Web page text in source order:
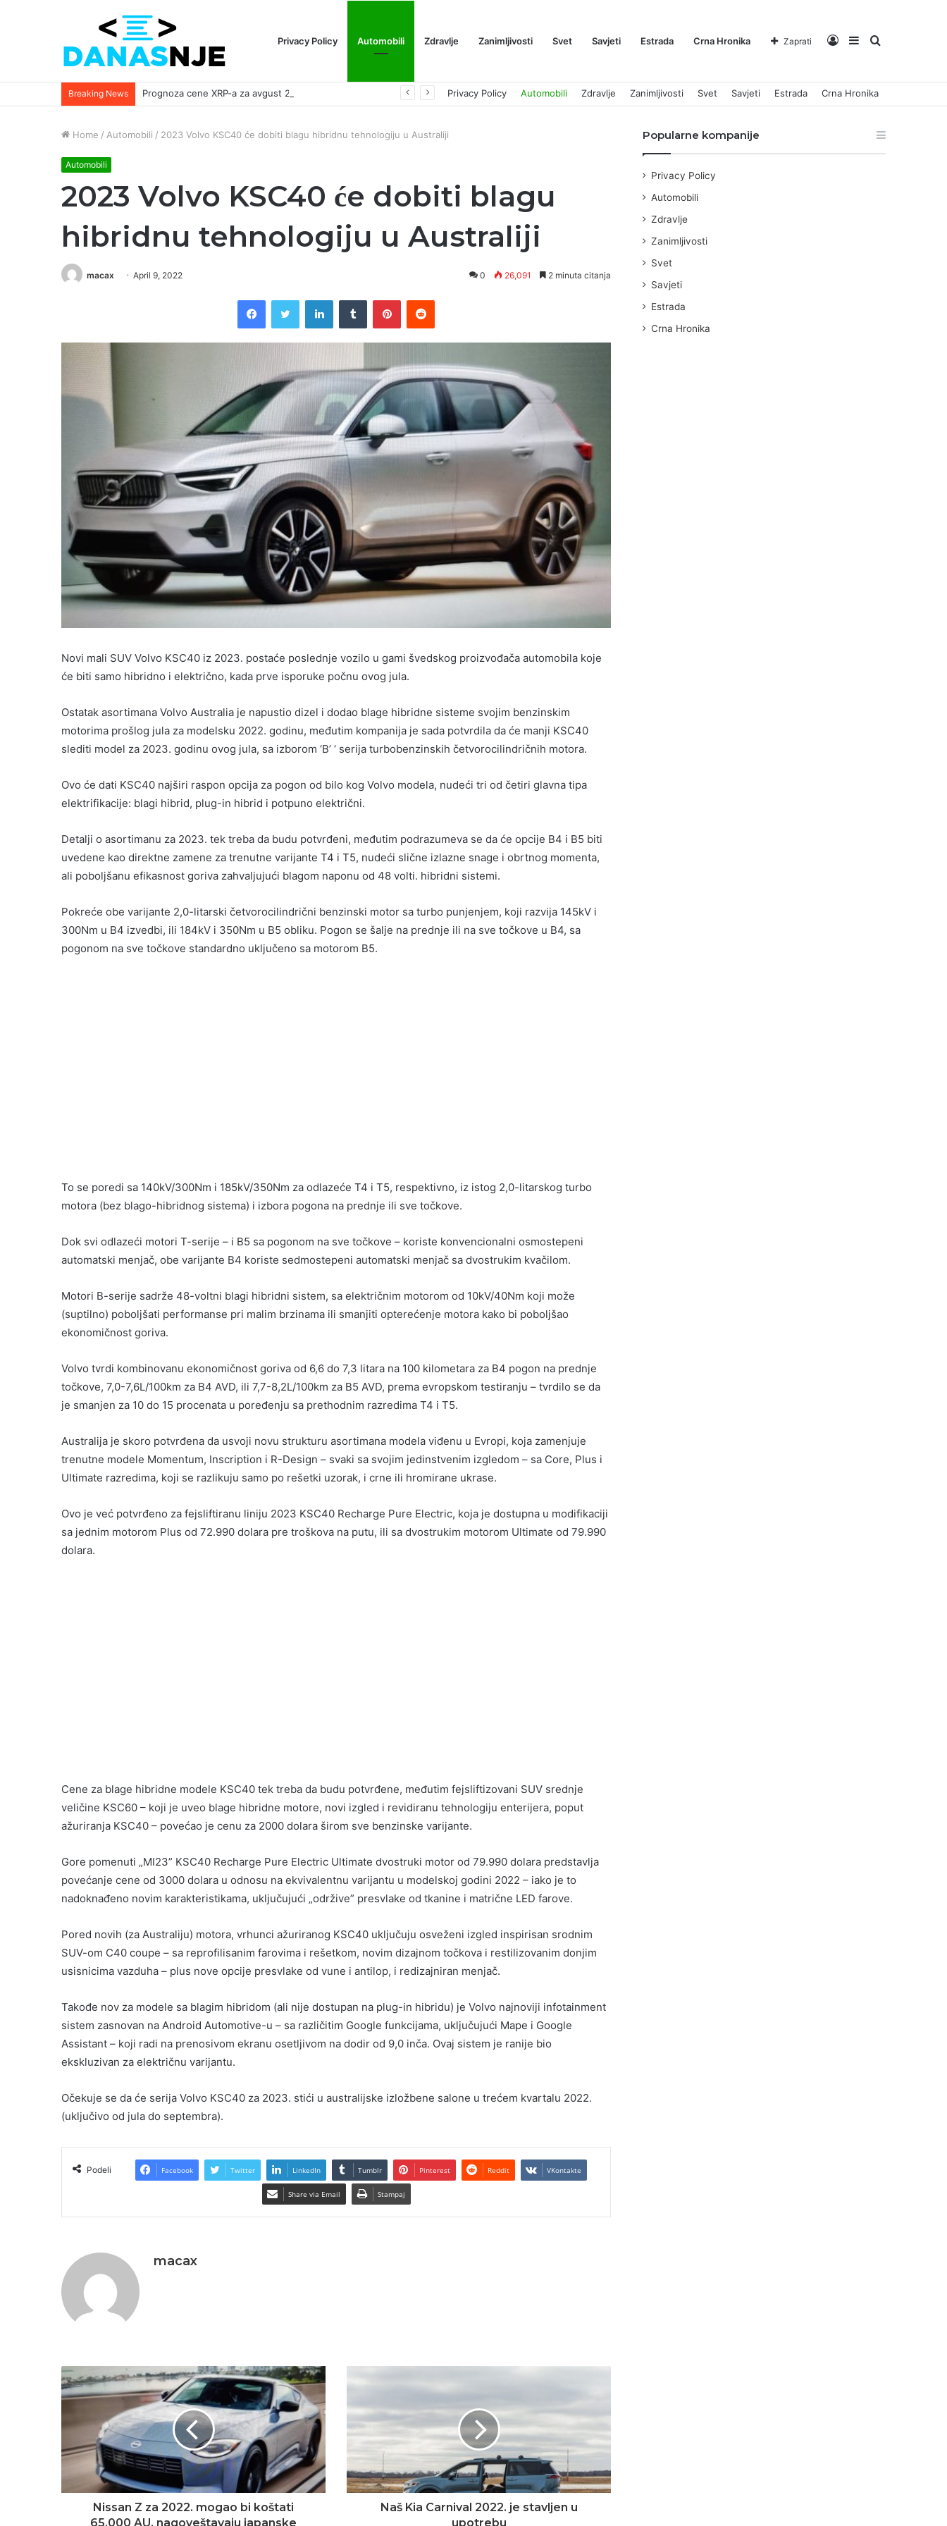
Privacy Policy Automobili Zdravlje Zanimljivosti Svet Savjeti Estrada Crna Hronika Pretraga
Sidebar
Log
Zaprati
Breaking News Privacy Policy Automobili Zdravlje Zanimljivosti Svet Savjeti Estrada Crna Hronika
Home / Automobili / 2023 Volvo KSC40 će dobiti blagu hibridnu tehnologiju u Australiji
Automobili
2023 Volvo KSC40 će dobiti blagu
hibridnu tehnologiju u Australiji
macax April 9, 2022 0 26,091 2 minuta citanja
FacebookTwitter LinkedInTumblr PinterestReddit
Novi mali SUV Volvo KSC40 iz 2023. postaće poslednje vozilo u gami švedskog proizvođača automobila koje
će biti samo hibridno i električno, kada prve isporuke počnu ovog jula.
Ostatak asortimana Volvo Australia je napustio dizel i dodao blage hibridne sisteme svojim benzinskim
motorima prošlog jula za modelsku 2022. godinu, međutim kompanija je sada potvrdila da će manji KSC40
slediti model za 2023. godinu ovog jula, sa izborom ‘B’ ‘ serija turbobenzinskih četvorocilindričnih motora.
Ovo će dati KSC40 najširi raspon opcija za pogon od bilo kog Volvo modela, nudeći tri od četiri glavna tipa
elektrifikacije: blagi hibrid, plug-in hibrid i potpuno električni.
Detalji o asortimanu za 2023. tek treba da budu potvrđeni, međutim podrazumeva se da će opcije B4 i B5 biti
uvedene kao direktne zamene za trenutne varijante T4 i T5, nudeći slične izlazne snage i obrtnog momenta,
ali poboljšanu efikasnost goriva zahvaljujući blagom naponu od 48 volti. hibridni sistemi.
Pokreće obe varijante 2,0-litarski četvorocilindrični benzinski motor sa turbo punjenjem, koji razvija 145kV i
300Nm u B4 izvedbi, ili 184kV i 350Nm u B5 obliku. Pogon se šalje na prednje ili na sve točkove u B4, sa
pogonom na sve točkove standardno uključeno sa motorom B5.
To se poredi sa 140kV/300Nm i 185kV/350Nm za odlazeće T4 i T5, respektivno, iz istog 2,0-litarskog turbo
motora (bez blago-hibridnog sistema) i izbora pogona na prednje ili sve točkove.
Dok svi odlazeći motori T-serije – i B5 sa pogonom na sve točkove – koriste konvencionalni osmostepeni
automatski menjač, obe varijante B4 koriste sedmostepeni automatski menjač sa dvostrukim kvačilom.
Motori B-serije sadrže 48-voltni blagi hibridni sistem, sa električnim motorom od 10kV/40Nm koji može
(suptilno) poboljšati performanse pri malim brzinama ili smanjiti opterećenje motora kako bi poboljšao
ekonomičnost goriva.
Volvo tvrdi kombinovanu ekonomičnost goriva od 6,6 do 7,3 litara na 100 kilometara za B4 pogon na prednje
točkove, 7,0-7,6L/100km za B4 AVD, ili 7,7-8,2L/100km za B5 AVD, prema evropskom testiranju – tvrdilo se da
je smanjen za 10 do 15 procenata u poređenju sa prethodnim razredima T4 i T5.
Australija je skoro potvrđena da usvoji novu strukturu asortimana modela viđenu u Evropi, koja zamenjuje
trenutne modele Momentum, Inscription i R-Design – svaki sa svojim jedinstvenim izgledom – sa Core, Plus i
Ultimate razredima, koji se razlikuju samo po rešetki uzorak, i crne ili hromirane ukrase.
Ovo je već potvrđeno za fejsliftiranu liniju 2023 KSC40 Recharge Pure Electric, koja je dostupna u modifikaciji
sa jednim motorom Plus od 72.990 dolara pre troškova na putu, ili sa dvostrukim motorom Ultimate od 79.990
dolara.
Cene za blage hibridne modele KSC40 tek treba da budu potvrđene, međutim fejsliftizovani SUV srednje
veličine KSC60 – koji je uveo blage hibridne motore, novi izgled i revidiranu tehnologiju enterijera, poput
ažuriranja KSC40 – povećao je cenu za 2000 dolara širom sve benzinske varijante.
Gore pomenuti „MI23” KSC40 Recharge Pure Electric Ultimate dvostruki motor od 79.990 dolara predstavlja
povećanje cene od 3000 dolara u odnosu na ekvivalentnu varijantu u modelskoj godini 2022 – iako je to
nadoknađeno novim karakteristikama, uključujući „održive” presvlake od tkanine i matrične LED farove.
Pored novih (za Australiju) motora, vrhunci ažuriranog KSC40 uključuju osveženi izgled inspirisan srodnim
SUV-om C40 coupe – sa reprofilisanim farovima i rešetkom, novim dizajnom točkova i restilizovanim donjim
usisnicima vazduha – plus nove opcije presvlake od vune i antilop, i redizajniran menjač.
Takođe nov za modele sa blagim hibridom (ali nije dostupan na plug-in hibridu) je Volvo najnoviji infotainment
sistem zasnovan na Android Automotive-u – sa različitim Google funkcijama, uključujući Mape i Google
Assistant – koji radi na prenosivom ekranu osetljivom na dodir od 9,0 inča. Ovaj sistem je ranije bio
ekskluzivan za električnu varijantu.
Očekuje se da će serija Volvo KSC40 za 2023. stići u australijske izložbene salone u trećem kvartalu 2022.
(uključivo od jula do septembra).
Podeli Facebook Twitter LinkedIn Tumblr Pinterest Reddit VKontakte
Share via Email Stampaj
macax
Nissan Z za 2022. mogao bi koštati
65.000 AU, nagoveštavaju japanske
Naš Kia Carnival 2022. je stavljen u
upotrebu
Popularne kompanije
Privacy Policy
Automobili
Zdravlje
Zanimljivosti
Svet
Savjeti
Estrada
Crna Hronika